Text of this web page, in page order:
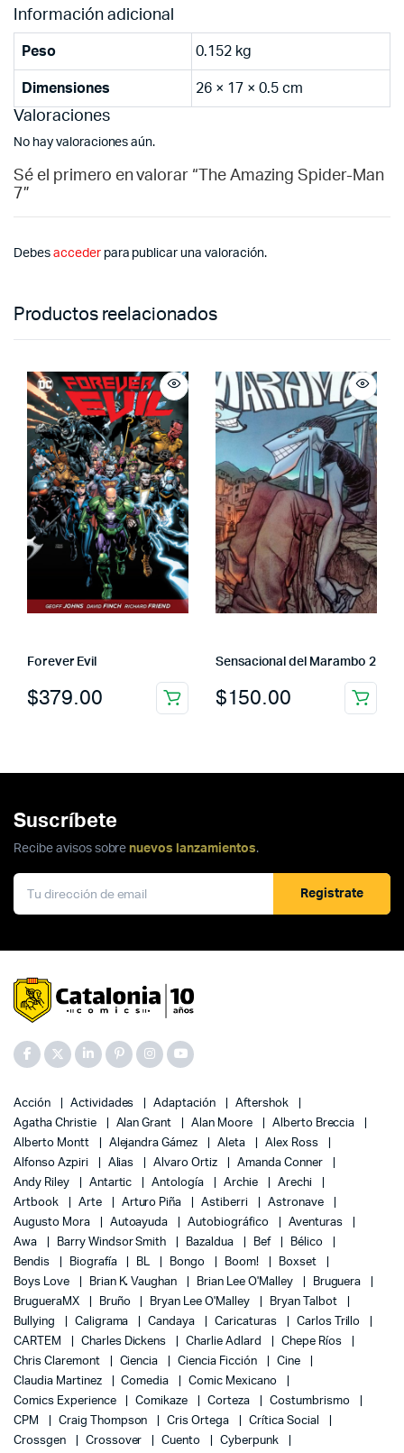
Información adicional
Peso 0.152 kg
Dimensiones 26 × 17 × 0.5 cm
Valoraciones
No hay valoraciones aún.
Sé el primero en valorar “The Amazing Spider-Man
7”
Debes accederpara publicar una valoración.
Productos reelacionados
Forever Evil
$379.00
Sensacional del Marambo 2
$150.00
Suscríbete
Recibe avisos sobre nuevos lanzamientos.
Registrate
Acción Actividades Adaptación
Aftershok
Agatha Christie
Alan Grant Alan Moore
Alberto Breccia
Alberto Montt
Alejandra Gámez Aleta
Alex Ross
Alfonso Azpiri
Alias Alvaro Ortiz
Amanda Conner
Andy Riley
Antartic Antología Archie
Arechi
Artbook
Arte Arturo Piña Astiberri
Astronave
Augusto Mora
Autoayuda Autobiográfico
Aventuras
Awa
Barry Windsor Smith Bazaldua Bef
Bélico
Bendis
Biografía BL Bongo Boom!
Boxset
Boys Love
Brian K. Vaughan Brian Lee O'Malley
Bruguera
BrugueraMX
Bruño Bryan Lee O'Malley
Bryan Talbot
Bullying
Caligrama Candaya Caricaturas
Carlos Trillo
CARTEM
Charles Dickens Charlie Adlard
Chepe Ríos
Chris Claremont
Ciencia Ciencia Ficción
Cine
Claudia Martinez
Comedia
Comic Mexicano
Comics Experience
Comikaze Corteza
Costumbrismo
CPM
Craig Thompson Cris Ortega
Crítica Social
Crossgen
Crossover Cuento
Cyberpunk